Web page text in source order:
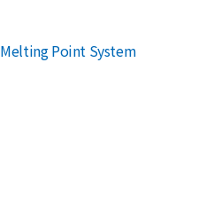
Melting Point System